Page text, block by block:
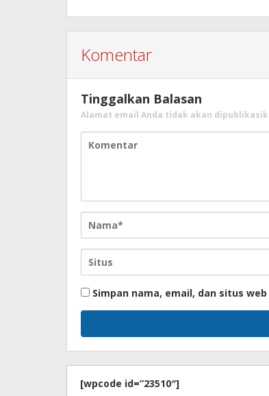
Komentar
Tinggalkan Balasan
Alamat email Anda tidak akan
Simpan nama, email, dan situs
[wpcode id=”23510″]